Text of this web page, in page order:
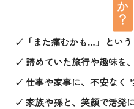
✓「また痛むかも…」という
✓ 諦めていた旅行や趣味を
✓ 仕事や家事に、不安なく
✓ 家族や孫と、笑顔で活発